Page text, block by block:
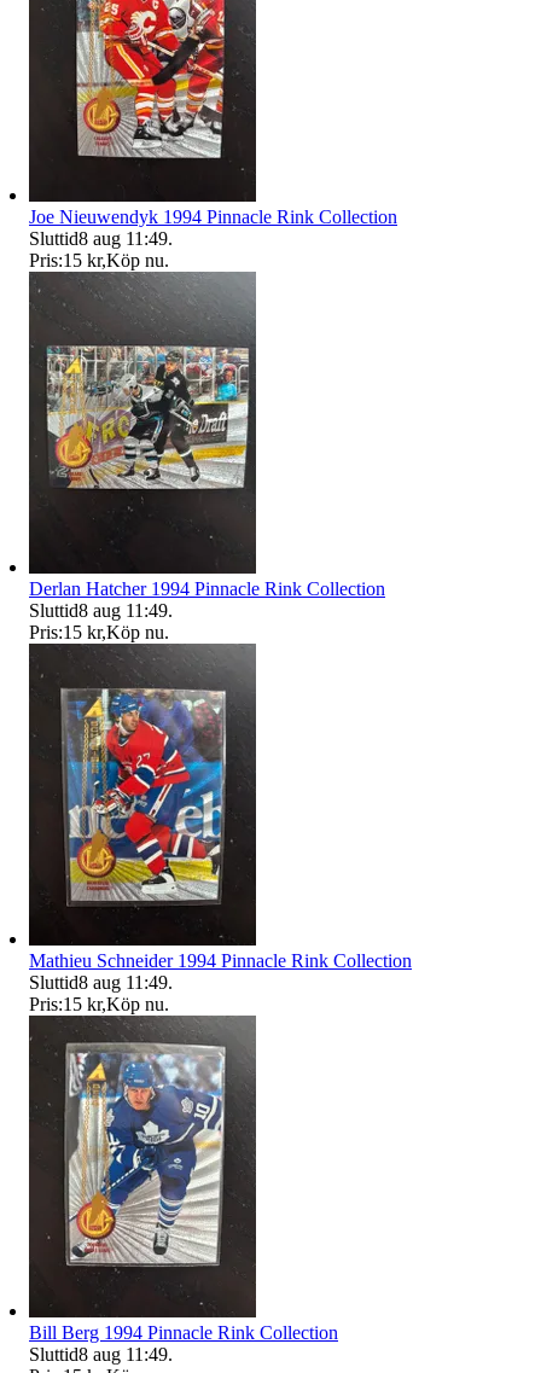
Joe Nieuwendyk 1994 Pinnacle Rink Collection
Sluttid8 aug 11:49.
Pris:15 kr,Köp nu.
Derlan Hatcher 1994 Pinnacle Rink Collection
Sluttid8 aug 11:49.
Pris:15 kr,Köp nu.
Mathieu Schneider 1994 Pinnacle Rink Collection
Sluttid8 aug 11:49.
Pris:15 kr,Köp nu.
Bill Berg 1994 Pinnacle Rink Collection
Sluttid8 aug 11:49.